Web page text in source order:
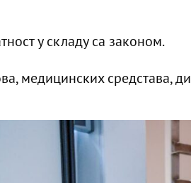
у складу са законом.
медицинских средстава,